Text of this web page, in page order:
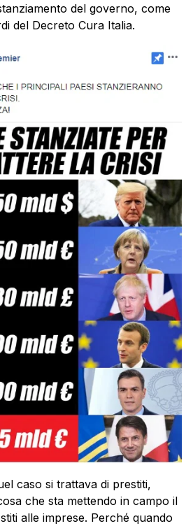
del governo, come
del Decreto Cura Italia.
caso si trattava di prestiti,
che sta mettendo in campo il
alle imprese. Perché quando